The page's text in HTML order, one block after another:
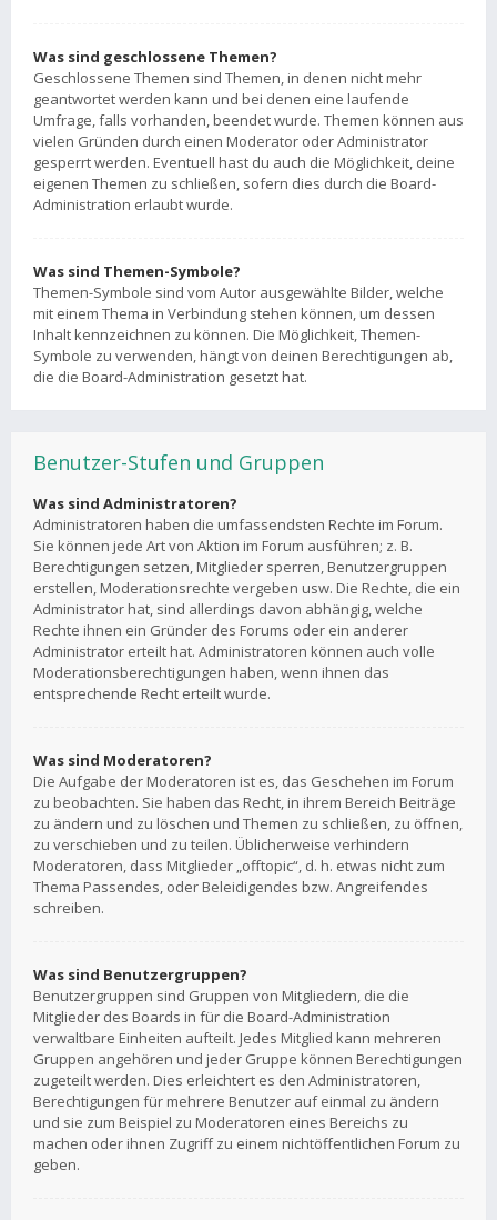
Was sind geschlossene Themen?
Geschlossene Themen sind Themen, in denen nicht mehr
geantwortet werden kann und bei denen eine laufende
Umfrage, falls vorhanden, beendet wurde. Themen können aus
vielen Gründen durch einen Moderator oder Administrator
gesperrt werden. Eventuell hast du auch die Möglichkeit, deine
eigenen Themen zu schließen, sofern dies durch die Board-
Administration erlaubt wurde.
Was sind Themen-Symbole?
Themen-Symbole sind vom Autor ausgewählte Bilder, welche
mit einem Thema in Verbindung stehen können, um dessen
Inhalt kennzeichnen zu können. Die Möglichkeit, Themen-
Symbole zu verwenden, hängt von deinen Berechtigungen ab,
die die Board-Administration gesetzt hat.
Benutzer-Stufen und Gruppen
Was sind Administratoren?
Administratoren haben die umfassendsten Rechte im Forum.
Sie können jede Art von Aktion im Forum ausführen; z. B.
Berechtigungen setzen, Mitglieder sperren, Benutzergruppen
erstellen, Moderationsrechte vergeben usw. Die Rechte, die ein
Administrator hat, sind allerdings davon abhängig, welche
Rechte ihnen ein Gründer des Forums oder ein anderer
Administrator erteilt hat. Administratoren können auch volle
Moderationsberechtigungen haben, wenn ihnen das
entsprechende Recht erteilt wurde.
Was sind Moderatoren?
Die Aufgabe der Moderatoren ist es, das Geschehen im Forum
zu beobachten. Sie haben das Recht, in ihrem Bereich Beiträge
zu ändern und zu löschen und Themen zu schließen, zu öffnen,
zu verschieben und zu teilen. Üblicherweise verhindern
Moderatoren, dass Mitglieder „offtopic“, d. h. etwas nicht zum
Thema Passendes, oder Beleidigendes bzw. Angreifendes
schreiben.
Was sind Benutzergruppen?
Benutzergruppen sind Gruppen von Mitgliedern, die die
Mitglieder des Boards in für die Board-Administration
verwaltbare Einheiten aufteilt. Jedes Mitglied kann mehreren
Gruppen angehören und jeder Gruppe können Berechtigungen
zugeteilt werden. Dies erleichtert es den Administratoren,
Berechtigungen für mehrere Benutzer auf einmal zu ändern
und sie zum Beispiel zu Moderatoren eines Bereichs zu
machen oder ihnen Zugriff zu einem nichtöffentlichen Forum zu
geben.